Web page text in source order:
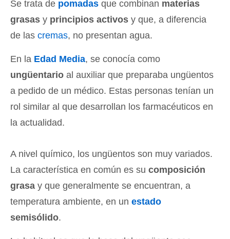
Se trata de pomadas que combinan materias
grasas y principios activos y que, a diferencia
de las cremas, no presentan agua.
En la Edad Media, se conocía como
ungüentario al auxiliar que preparaba ungüentos
a pedido de un médico. Estas personas tenían un
rol similar al que desarrollan los farmacéuticos en
la actualidad.
A nivel químico, los ungüentos son muy variados.
La característica en común es su composición
grasa y que generalmente se encuentran, a
temperatura ambiente, en un estado
semisólido.